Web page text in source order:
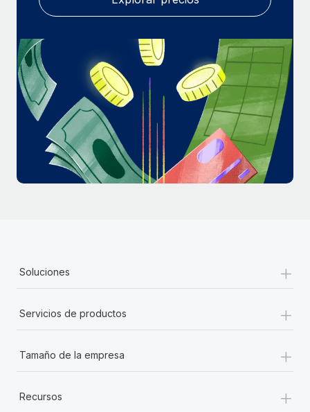
Soluciones +
Servicios de productos +
Tamaño de la empresa +
Recursos +